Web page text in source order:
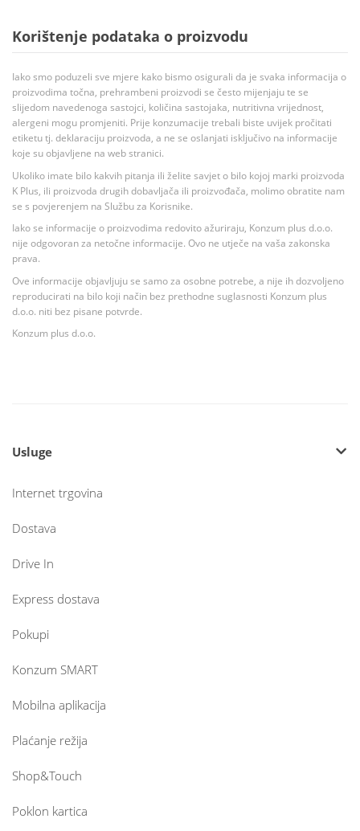
Korištenje podataka o proizvodu
Iako smo poduzeli sve mjere kako bismo osigurali da je svaka informacija o
proizvodima točna, prehrambeni proizvodi se često mijenjaju te se
slijedom navedenoga sastojci, količina sastojaka, nutritivna vrijednost,
alergeni mogu promjeniti. Prije konzumacije trebali biste uvijek pročitati
etiketu tj. deklaraciju proizvoda, a ne se oslanjati isključivo na informacije
koje su objavljene na web stranici.
Ukoliko imate bilo kakvih pitanja ili želite savjet o bilo kojoj marki proizvoda
K Plus, ili proizvoda drugih dobavljača ili proizvođača, molimo obratite nam
se s povjerenjem na Službu za Korisnike.
Iako se informacije o proizvodima redovito ažuriraju, Konzum plus d.o.o.
nije odgovoran za netočne informacije. Ovo ne utječe na vaša zakonska
prava.
Ove informacije objavljuju se samo za osobne potrebe, a nije ih dozvoljeno
reproducirati na bilo koji način bez prethodne suglasnosti Konzum plus
d.o.o. niti bez pisane potvrde.
Konzum plus d.o.o.
Usluge
Internet trgovina
Dostava
Drive In
Express dostava
Pokupi
Konzum SMART
Mobilna aplikacija
Plaćanje režija
Shop&Touch
Poklon kartica